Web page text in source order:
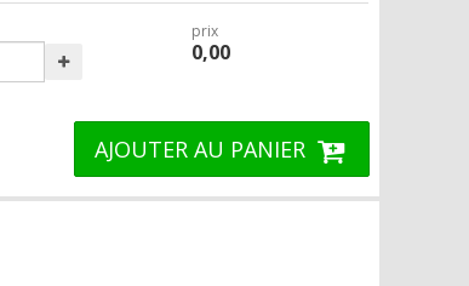
prix
0,00
AJOUTER AU PANIER